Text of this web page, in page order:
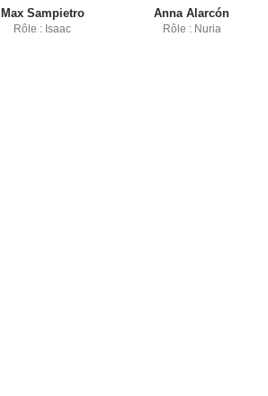
Max Sampietro
Rôle : Isaac
Anna Alarcón
Rôle : Nuria